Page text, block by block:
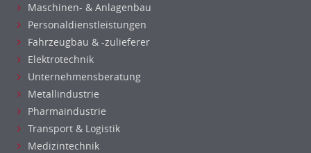
Maschinen- & Anlagenbau
Personaldienstleistungen
Fahrzeugbau & -zulieferer
Elektrotechnik
Unternehmensberatung
Metallindustrie
Pharmaindustrie
Transport & Logistik
Medizintechnik